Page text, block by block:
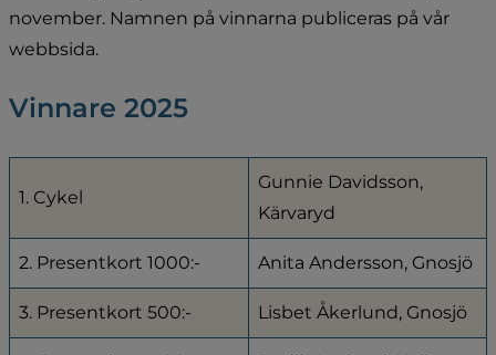
november. Namnen på vinnarna publiceras på vår
webbsida.
Vinnare 2025
1. Cykel
Gunnie Davidsson,
Kärvaryd
2. Presentkort 1000:- Anita Andersson, Gnosjö
3. Presentkort 500:- Lisbet Åkerlund, Gnosjö